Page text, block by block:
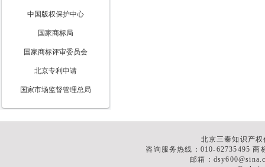
中国版权保护中心
国家商标局
国家商标评审委员会
北京专利申请
国家市场监督管理总局
北京三秦知识产
咨询服务热线：010-62735495 商
邮箱：